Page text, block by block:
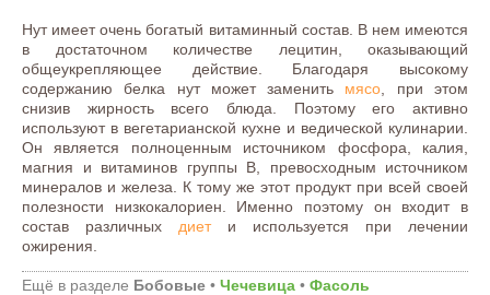
Нут имеет очень богатый витаминный состав. В нем имеются
в достаточном количестве лецитин, оказывающий
общеукрепляющее действие. Благодаря высокому
содержанию белка нут может заменить мясо , при этом
снизив жирность всего блюда. Поэтому его активно
используют в вегетарианской кухне и ведической кулинарии.
Он является полноценным источником фосфора, калия,
магния и витаминов группы В, превосходным источником
минералов и железа. К тому же этот продукт при всей своей
полезности низкокалориен. Именно поэтому он входит в
состав различных диети используется при лечении
ожирения.
Ещё в разделе Бобовые • Чечевица • Фасоль